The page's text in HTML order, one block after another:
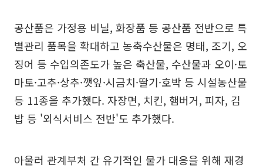
공산품은 가정용 비닐, 화장품 등 공산품 전반으로 특
별관리 품목을 확대하고 농축수산물은 명태, 조기, 오
징어 등 수입의존도가 높은 축산물, 수산물과 오이·토
마토·고추·상추·깻잎·시금치·딸기·호박 등 시설농산물
등 11종을 추가했다. 자장면, 치킨, 햄버거, 피자, 김
밥 등 '외식서비스 전반'도 추가했다.
아울러 관계부처 간 유기적인 물가 대응을 위해 재경